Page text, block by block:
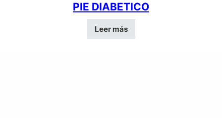
PIE DIABETICO
Leer más